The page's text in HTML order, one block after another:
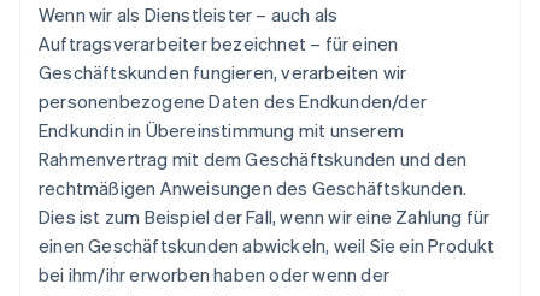
Wenn wir als Dienstleister – auch als
Auftragsverarbeiter bezeichnet – für einen
Geschäftskunden fungieren, verarbeiten wir
personenbezogene Daten des Endkunden/der
Endkundin in Übereinstimmung mit unserem
Rahmenvertrag mit dem Geschäftskunden und den
rechtmäßigen Anweisungen des Geschäftskunden.
Dies ist zum Beispiel der Fall, wenn wir eine Zahlung für
einen Geschäftskunden abwickeln, weil Sie ein Produkt
bei ihm/ihr erworben haben oder wenn der